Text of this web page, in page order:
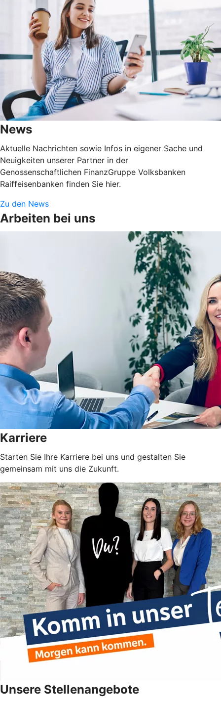
News
Aktuelle Nachrichten sowie Infos in eigener Sache und
Neuigkeiten unserer Partner in der
Genossenschaftlichen FinanzGruppe Volksbanken
Raiffeisenbanken finden Sie hier.
Zu den News
Arbeiten bei uns
Karriere
Starten Sie Ihre Karriere bei uns und gestalten Sie
gemeinsam mit uns die Zukunft.
Unsere Stellenangebote